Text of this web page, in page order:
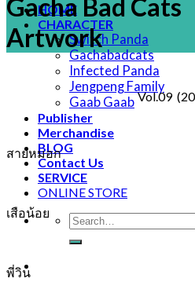
HOME
CHARACTER
Switch Panda
Gachabadcats
Infected Panda
Jengpeng Family
Gaab Gaab
Publisher
Merchandise
BLOG
Contact Us
SERVICE
ONLINE STORE
Search
Gacha Bad Cats
Artwork
Vol.09
สายหมอก
เสือน้อย
พี่วิน